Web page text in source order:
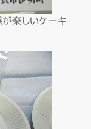
楽しいケーキ